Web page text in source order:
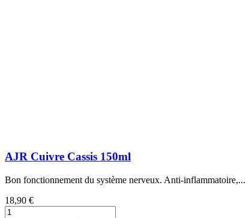
AJR Cuivre Cassis 150ml
Bon fonctionnement du système nerveux. Anti-inflammatoire,...
18,90 €